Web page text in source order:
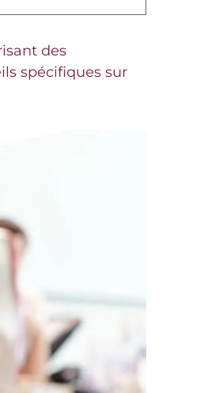
des
spécifiques sur